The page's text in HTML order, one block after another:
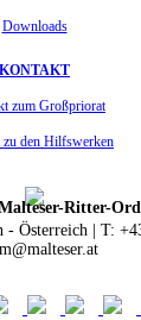
Downloads
KONTAKT
zum Großpriorat
den Hilfswerken
Ritter-
- Österreich | T: